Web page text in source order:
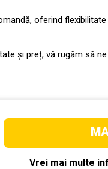
oferind
și preț, vă rugăm să
Vrei mai multe